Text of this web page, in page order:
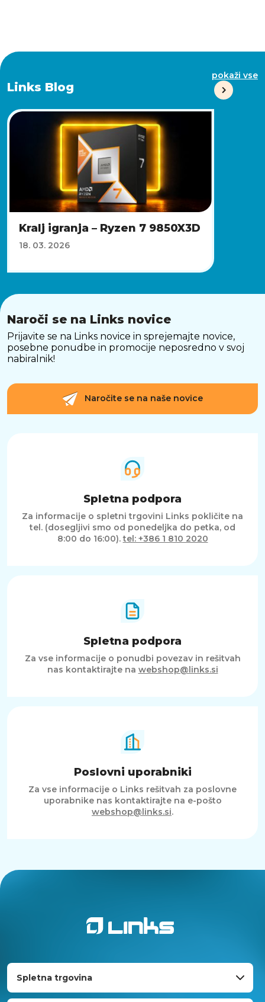
Links Blog
pokaži vse
Kralj igranja – Ryzen 7 9850X3D
18. 03. 2026
Naroči se na Links novice
Prijavite se na Links novice in sprejemajte novice,
posebne ponudbe in promocije neposredno v svoj
nabiralnik!
Naročite se na naše novice
Spletna podpora
Za informacije o spletni trgovini Links pokličite na
tel. (dosegljivi smo od ponedeljka do petka, od
8:00 do 16:00).tel: +386 1 810 2020
Spletna podpora
Za vse informacije o ponudbi povezav in rešitvah
nas kontaktirajte na webshop@links.si
Poslovni uporabniki
Za vse informacije o Links rešitvah za poslovne
uporabnike nas kontaktirajte na e-pošto
webshop@links.si.
Spletna trgovina